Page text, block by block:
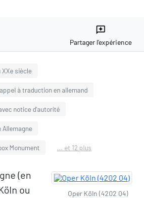
reviews
Partager l'expérience
siècle
à traduction en allemand
notice d'autorité
Allemagne
Monument ... et 12 plus
Oper Köln (4202 04)
(en
ou